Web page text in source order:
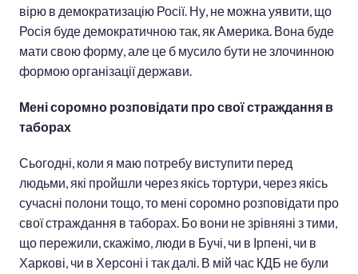
вірю в демократизацію Росії. Ну, не можна уявити, що
Росія буде демократичною так, як Америка. Вона буде
мати свою форму, але це б мусило бути не злочинною
формою організації держави.
Мені соромно розповідати про свої страждання в
таборах
Сьогодні, коли я маю потребу виступити перед
людьми, які пройшли через якісь тортури, через якісь
сучасні полони тощо, то мені соромно розповідати про
свої страждання в таборах. Бо вони не зрівняні з тими,
що пережили, скажімо, люди в Бучі, чи в Ірпені, чи в
Харкові, чи в Херсоні і так далі. В мій час КДБ не були